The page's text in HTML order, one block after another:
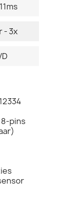
- 3x
pins